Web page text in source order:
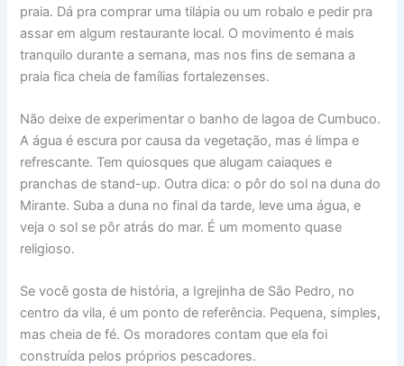
praia. Dá pra comprar uma tilápia ou um robalo e pedir pra
assar em algum restaurante local. O movimento é mais
tranquilo durante a semana, mas nos fins de semana a
praia fica cheia de famílias fortalezenses.
Não deixe de experimentar o banho de lagoa de Cumbuco.
A água é escura por causa da vegetação, mas é limpa e
refrescante. Tem quiosques que alugam caiaques e
pranchas de stand-up. Outra dica: o pôr do sol na duna do
Mirante. Suba a duna no final da tarde, leve uma água, e
veja o sol se pôr atrás do mar. É um momento quase
religioso.
Se você gosta de história, a Igrejinha de São Pedro, no
centro da vila, é um ponto de referência. Pequena, simples,
mas cheia de fé. Os moradores contam que ela foi
construída pelos próprios pescadores.